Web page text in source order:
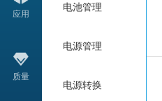
应用
质量
电池管理
电源管理
电源转换